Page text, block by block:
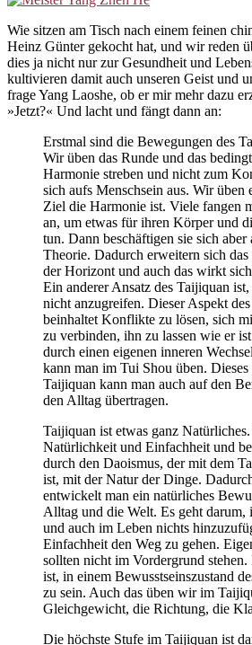
Wie sitzen am Tisch nach einem feinen
Heinz Günter gekocht hat, und wir reden
dies ja nicht nur zur Gesundheit und
kultivieren damit auch unseren Geist und
frage Yang Laoshe, ob er mir mehr dazu
»Jetzt?« Und lacht und fängt dann an:
Erstmal sind die Bewegungen des
Wir üben das Runde und das
Harmonie streben und nicht zum
sich aufs Menschsein aus. Wir üben
Ziel die Harmonie ist. Viele fangen
an, um etwas für ihren Körper und
tun. Dann beschäftigen sie sich aber
Theorie. Dadurch erweitern sich das
der Horizont und auch das wirkt
Ein anderer Ansatz des Taijiquan
nicht anzugreifen. Dieser Aspekt des
beinhaltet Konflikte zu lösen, sich
zu verbinden, ihn zu lassen wie er
durch einen eigenen inneren
kann man im Tui Shou üben.
Taijiquan kann man auch auf den
den Alltag übertragen.
Taijiquan ist etwas ganz
Natürlichkeit und Einfachheit und
durch den Daoismus, der mit dem
ist, mit der Natur der Dinge.
entwickelt man ein natürliches
Alltag und die Welt. Es geht darum,
und auch im Leben nichts
Einfachheit den Weg zu gehen.
sollten nicht im Vordergrund stehen.
ist, in einem Bewusstseinszustand
zu sein. Auch das üben wir im
Gleichgewicht, die Richtung, die
Die höchste Stufe im Taijiquan ist